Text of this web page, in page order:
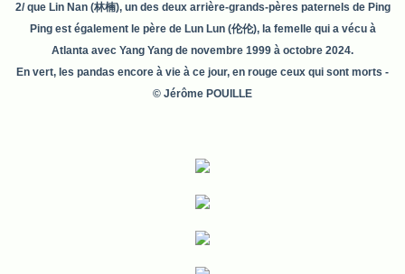
2/ que Lin Nan (林楠), un des deux arrière-grands-pères paternels de Ping
Ping est également le père de Lun Lun (伦伦), la femelle qui a vécu à
Atlanta avec Yang Yang de novembre 1999 à octobre 2024.
En vert, les pandas encore à vie à ce jour, en rouge ceux qui sont morts -
© Jérôme POUILLE